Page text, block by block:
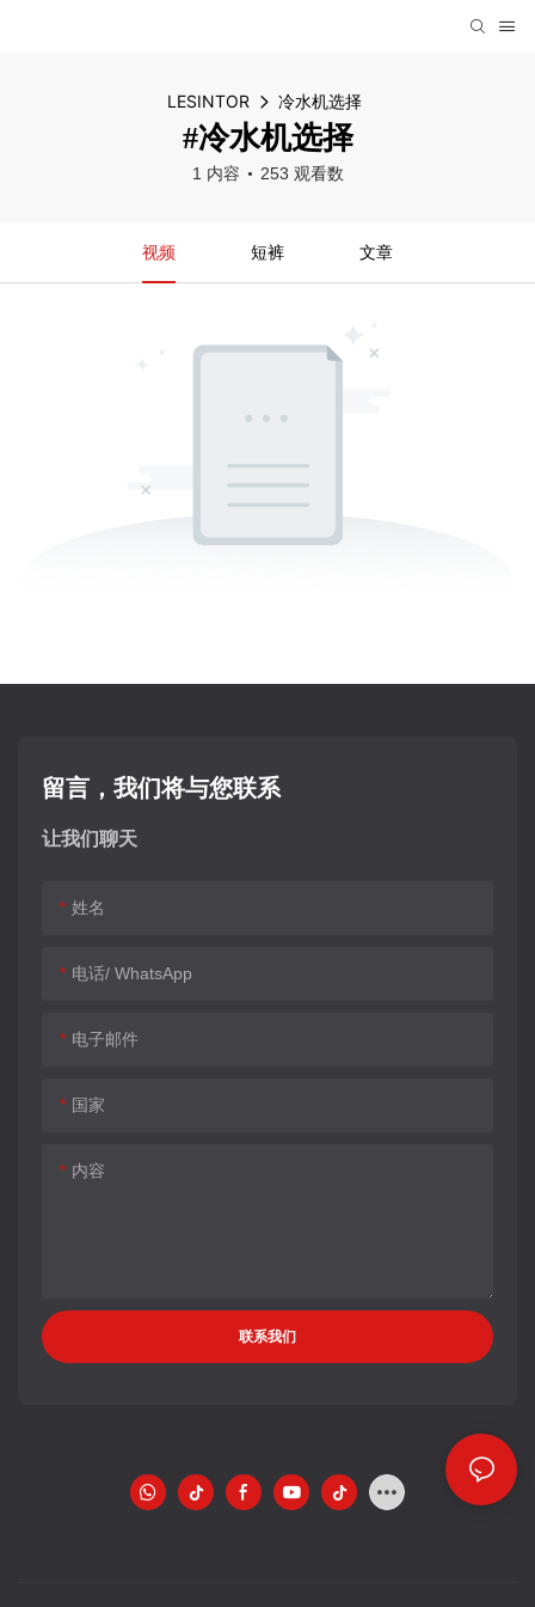
LESINTOR 冷水机选择
#冷水机选择
1 内容 253 观看数
视频 短裤 文章
留言，我们将与您联系
让我们聊天
姓名
电话/ WhatsApp
电子邮件
国家
内容
联系我们